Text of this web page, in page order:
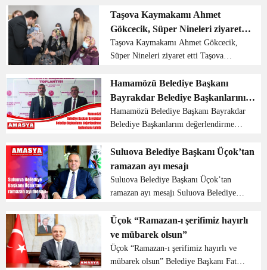
sürdürürken diğer taraftan da tarımsal
destek programlarını hayata geçirmeye
başladı. Vatandaşl...
Taşova Kaymakamı Ahmet
Gökcecik, Süper Nineleri ziyaret
etti
Taşova Kaymakamı Ahmet Gökcecik,
Süper Nineleri ziyaret etti Taşova
günlerde isimlerinden çok söz ettiren
“Süper Nineler”’ lakaplı Fadime
Korkmaz ve Saliç Korkmaz’ı ziyare...
Hamamözü Belediye Başkanı
Bayrakdar Belediye Başkanlarını
değerlendirme toplantısına katıldı
Hamamözü Belediye Başkanı Bayrakdar
Belediye Başkanlarını değerlendirme
Belediye Başkanı Fatih Bayrakdar,
Milliyetçi Hareket Partisi genel merkezi
tarafından organ...
Suluova Belediye Başkanı Üçok’tan
ramazan ayı mesajı
Suluova Belediye Başkanı Üçok’tan
ramazan ayı mesajı Suluova Belediye
olan ramazan için bir mesaj yayımladı.
Başkan Üçok ramazan ayına
kavuşmanın sevincini yaşad...
Üçok “Ramazan-ı şerifimiz hayırlı
ve mübarek olsun”
Üçok “Ramazan-ı şerifimiz hayırlı ve
mübarek olsun” Belediye Başkanı Fatih